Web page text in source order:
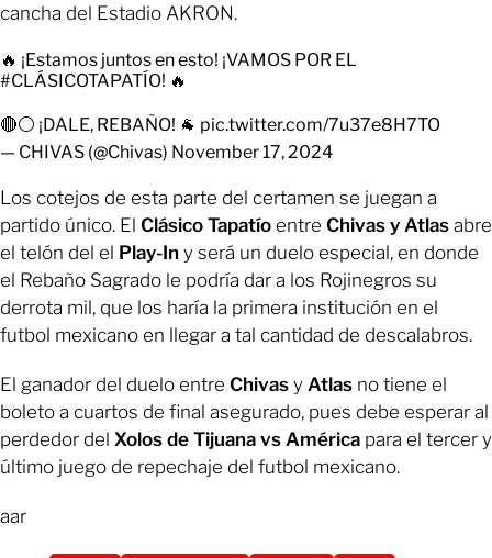
cancha del Estadio AKRON.
🔥 ¡Estamos juntos en esto! ¡VAMOS POR EL
#CLÁSICOTAPATÍO! 🔥
🔴⚪️ ¡DALE, REBAÑO! 🐐 pic.twitter.com/7u37e8H7TO
— CHIVAS (@Chivas) November 17, 2024
Los cotejos de esta parte del certamen se juegan a
partido único. El Clásico Tapatío entre Chivas y Atlas abre
el telón del el Play-In y será un duelo especial, en donde
el Rebaño Sagrado le podría dar a los Rojinegros su
derrota mil, que los haría la primera institución en el
futbol mexicano en llegar a tal cantidad de descalabros.
El ganador del duelo entre Chivas y Atlas no tiene el
boleto a cuartos de final asegurado, pues debe esperar al
perdedor del Xolos de Tijuana vs América para el tercer y
último juego de repechaje del futbol mexicano.
aar